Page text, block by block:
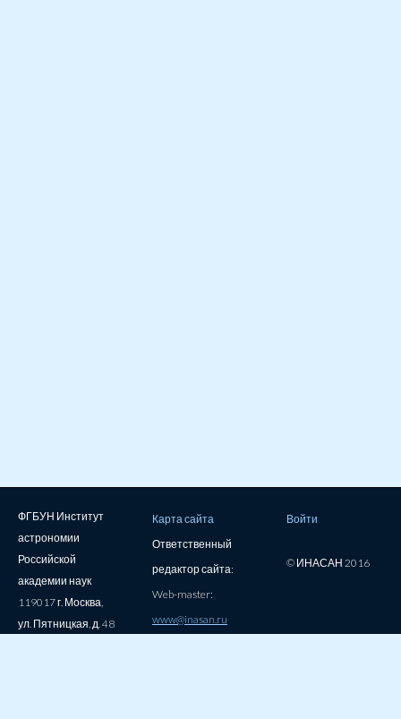
ФГБУН Институт
астрономии
Российской
академии наук
119017 г. Москва,
ул. Пятницкая, д. 48
Карта сайта
Ответственный
редактор сайта:
Web-master:
www@inasan.ru
Войти
© ИНАСАН 2016